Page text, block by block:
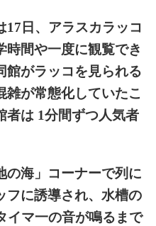
17日、アラスカラッコ
時間や一度に観覧でき
館がラッコを見られる
雑が常態化していたこ
者は 1分間ずつ人気者
の海」コーナーで列に
フに誘導され、水槽の
イマ一の音が鳴るまで